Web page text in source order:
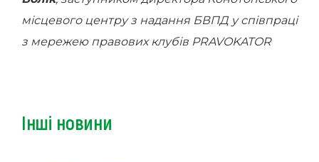
місцевого центру з надання БВПД у співпраці
з мережею правових клубів PRAVOKATOR
Інші новини